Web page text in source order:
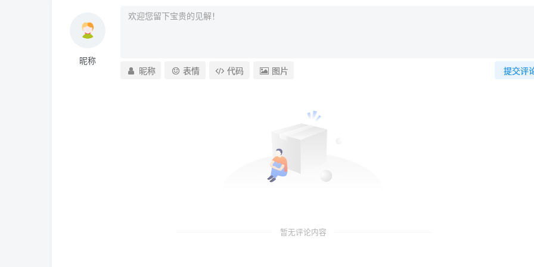
昵称
提交评
昵称 表情 代码 图片
暂无评论内容